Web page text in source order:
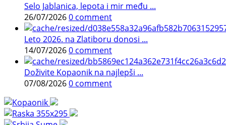
Selo Jablanica, lepota i mir među ...
26/07/20260 comment
Leto 2026. na Zlatiboru donosi ...
14/07/20260 comment
Doživite Kopaonik na najlepši ...
07/08/20260 comment